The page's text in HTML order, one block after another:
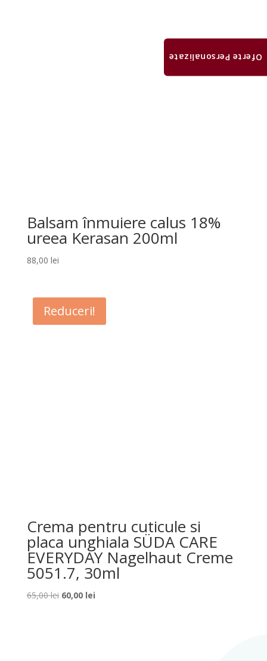
Balsam înmuiere calus 18%
ureea Kerasan 200ml
88,00 lei
Reduceri!
Crema pentru cuticule si
placa unghiala SÜDA CARE
EVERYDAY Nagelhaut Creme
5051.7, 30ml
65,00lei Prețul
60,00 leiPrețul
Oferte Personalizate